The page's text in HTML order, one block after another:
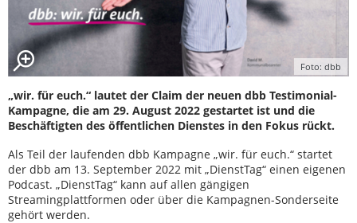
Foto: dbb
„wir. für euch.“ lautet der Claim der neuen dbb Testimonial-
Kampagne, die am 29. August 2022 gestartet ist und die
Beschäftigten des öffentlichen Dienstes in den Fokus rückt.
Als Teil der laufenden dbb Kampagne „wir. für euch.“ startet
der dbb am 13. September 2022 mit „DienstTag“ einen eigenen
Podcast. „DienstTag“ kann auf allen gängigen
Streamingplattformen oder über die Kampagnen-Sonderseite
gehört werden.